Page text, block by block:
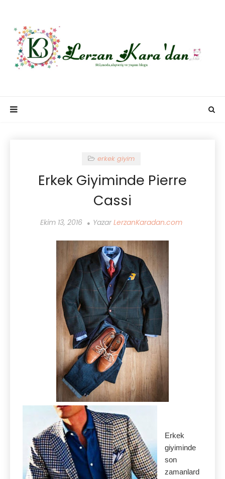
erkek giyim
Erkek Giyiminde Pierre
Cassi
Ekim 13, 2016 Yazar LerzanKaradan.com
Erkek
giyiminde
son
zamanlard